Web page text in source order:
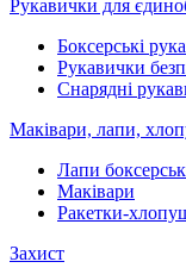
Рукавички для
Боксерські
Рукавички
Снарядні
Маківари, лапи,
Лапи
Маківари
Ракетки-
Захист